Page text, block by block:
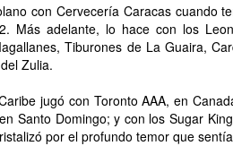
con Cervecería Caracas cuando
Más adelante, lo hace con los
Tiburones de La Guaira,
Zulia.
jugó con Toronto AAA, en
Santo Domingo; y con los Sugar
por el profundo temor que